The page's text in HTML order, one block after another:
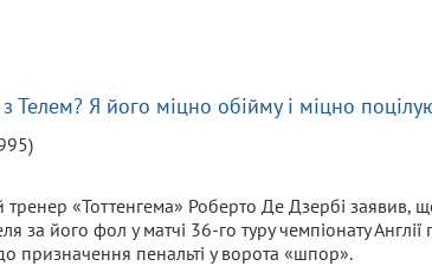
Я його міцно обійму і міцно
тренер «Тоттенгема» Роберто Де Дзербі заявив,
за його фол у матчі 36-го туру чемпіонату
призначення пенальті у ворота «шпор».